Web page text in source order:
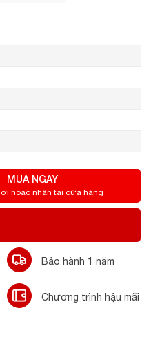
MUA NGAY
hoặc nhận tại cửa hàng
Bảo hành 1 năm
Chương trình hậu mãi